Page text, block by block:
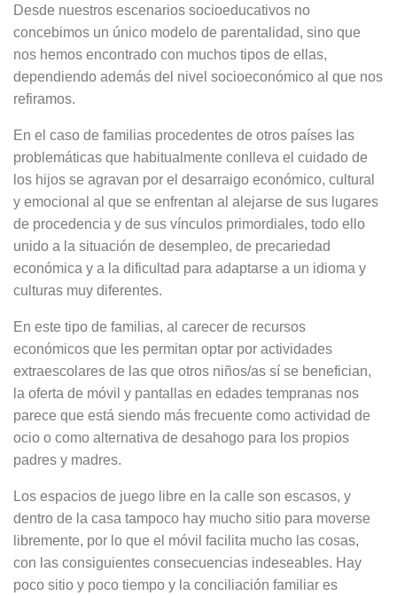
Desde nuestros escenarios socioeducativos no
concebimos un único modelo de parentalidad, sino que
nos hemos encontrado con muchos tipos de ellas,
dependiendo además del nivel socioeconómico al que nos
refiramos.
En el caso de familias procedentes de otros países las
problemáticas que habitualmente conlleva el cuidado de
los hijos se agravan por el desarraigo económico, cultural
y emocional al que se enfrentan al alejarse de sus lugares
de procedencia y de sus vínculos primordiales, todo ello
unido a la situación de desempleo, de precariedad
económica y a la dificultad para adaptarse a un idioma y
culturas muy diferentes.
En este tipo de familias, al carecer de recursos
económicos que les permitan optar por actividades
extraescolares de las que otros niños/as sí se benefician,
la oferta de móvil y pantallas en edades tempranas nos
parece que está siendo más frecuente como actividad de
ocio o como alternativa de desahogo para los propios
padres y madres.
Los espacios de juego libre en la calle son escasos, y
dentro de la casa tampoco hay mucho sitio para moverse
libremente, por lo que el móvil facilita mucho las cosas,
con las consiguientes consecuencias indeseables. Hay
poco sitio y poco tiempo y la conciliación familiar es